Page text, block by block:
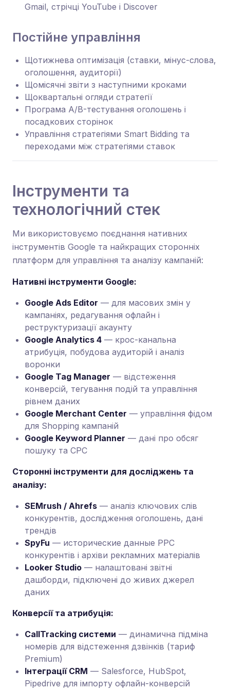
Gmail, стрічці YouTube і Discover
Постійне управління
Щотижнева оптимізація (ставки, мінус-слова,
оголошення, аудиторії)
Щомісячні звіти з наступними кроками
Щоквартальні огляди стратегії
Програма A/B-тестування оголошень і
посадкових сторінок
Управління стратегіями Smart Bidding та
переходами між стратегіями ставок
Інструменти та
технологічний стек
Ми використовуємо поєднання нативних
інструментів Google та найкращих сторонніх
платформ для управління та аналізу кампаній:
Нативні інструменти Google:
Google Ads Editor — для масових змін у
кампаніях, редагування офлайн і
реструктуризації акаунту
Google Analytics 4 — крос-канальна
атрибуція, побудова аудиторій і аналіз
воронки
Google Tag Manager — відстеження
конверсій, тегування подій та управління
рівнем даних
Google Merchant Center — управління фідом
для Shopping кампаній
Google Keyword Planner — дані про обсяг
пошуку та CPC
Сторонні інструменти для досліджень та
аналізу:
SEMrush / Ahrefs — аналіз ключових слів
конкурентів, дослідження оголошень, дані
трендів
SpyFu — исторические данные PPC
конкурентів і архіви рекламних матеріалів
Looker Studio — налаштовані звітні
дашборди, підключені до живих джерел
даних
Конверсії та атрибуція:
CallTracking системи — динамична підміна
номерів для відстеження дзвінків (тариф
Premium)
Інтеграції CRM — Salesforce, HubSpot,
Pipedrive для імпорту офлайн-конверсій